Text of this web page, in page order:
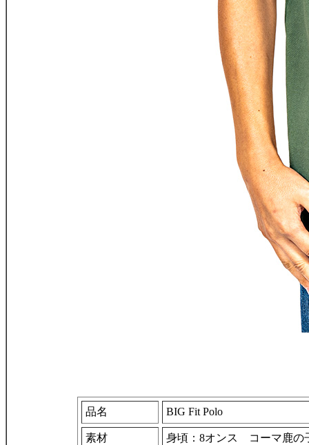
品名 BIG Fit Polo
素材 身頃：8オンス コーマ鹿の